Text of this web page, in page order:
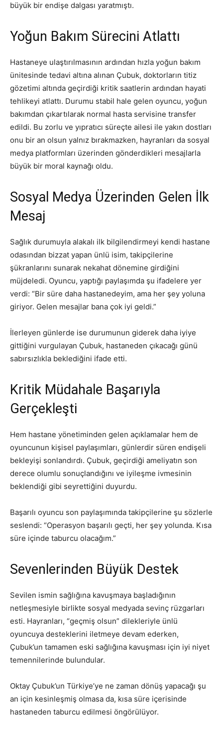
büyük bir endişe dalgası yaratmıştı.
Yoğun Bakım Sürecini Atlattı
Hastaneye ulaştırılmasının ardından hızla yoğun bakım
ünitesinde tedavi altına alınan Çubuk, doktorların titiz
gözetimi altında geçirdiği kritik saatlerin ardından hayati
tehlikeyi atlattı. Durumu stabil hale gelen oyuncu, yoğun
bakımdan çıkartılarak normal hasta servisine transfer
edildi. Bu zorlu ve yıpratıcı süreçte ailesi ile yakın dostları
onu bir an olsun yalnız bırakmazken, hayranları da sosyal
medya platformları üzerinden gönderdikleri mesajlarla
büyük bir moral kaynağı oldu.
Sosyal Medya Üzerinden Gelen İlk
Mesaj
Sağlık durumuyla alakalı ilk bilgilendirmeyi kendi hastane
odasından bizzat yapan ünlü isim, takipçilerine
şükranlarını sunarak nekahat dönemine girdiğini
müjdeledi. Oyuncu, yaptığı paylaşımda şu ifadelere yer
verdi: “Bir süre daha hastanedeyim, ama her şey yoluna
giriyor. Gelen mesajlar bana çok iyi geldi.”
İlerleyen günlerde ise durumunun giderek daha iyiye
gittiğini vurgulayan Çubuk, hastaneden çıkacağı günü
sabırsızlıkla beklediğini ifade etti.
Kritik Müdahale Başarıyla
Gerçekleşti
Hem hastane yönetiminden gelen açıklamalar hem de
oyuncunun kişisel paylaşımları, günlerdir süren endişeli
bekleyişi sonlandırdı. Çubuk, geçirdiği ameliyatın son
derece olumlu sonuçlandığını ve iyileşme ivmesinin
beklendiği gibi seyrettiğini duyurdu.
Başarılı oyuncu son paylaşımında takipçilerine şu sözlerle
seslendi: “Operasyon başarılı geçti, her şey yolunda. Kısa
süre içinde taburcu olacağım.”
Sevenlerinden Büyük Destek
Sevilen ismin sağlığına kavuşmaya başladığının
netleşmesiyle birlikte sosyal medyada sevinç rüzgarları
esti. Hayranları, “geçmiş olsun” dilekleriyle ünlü
oyuncuya desteklerini iletmeye devam ederken,
Çubuk’un tamamen eski sağlığına kavuşması için iyi niyet
temennilerinde bulundular.
Oktay Çubuk’un Türkiye’ye ne zaman dönüş yapacağı şu
an için kesinleşmiş olmasa da, kısa süre içerisinde
hastaneden taburcu edilmesi öngörülüyor.